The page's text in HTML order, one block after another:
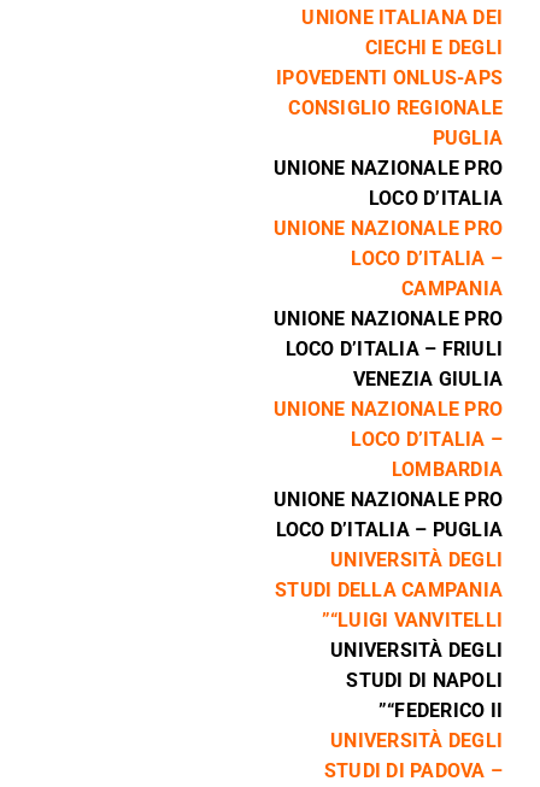
UNIONE ITALIANA DEI
CIECHI E DEGLI
IPOVEDENTI ONLUS-APS
CONSIGLIO REGIONALE
PUGLIA
UNIONE NAZIONALE PRO
LOCO D’ITALIA
UNIONE NAZIONALE PRO
LOCO D’ITALIA –
CAMPANIA
UNIONE NAZIONALE PRO
LOCO D’ITALIA – FRIULI
VENEZIA GIULIA
UNIONE NAZIONALE PRO
LOCO D’ITALIA –
LOMBARDIA
UNIONE NAZIONALE PRO
LOCO D’ITALIA – PUGLIA
UNIVERSITÀ DEGLI
STUDI DELLA CAMPANIA
“LUIGI VANVITELLI”
UNIVERSITÀ DEGLI
STUDI DI NAPOLI
“FEDERICO II”
UNIVERSITÀ DEGLI
STUDI DI PADOVA –